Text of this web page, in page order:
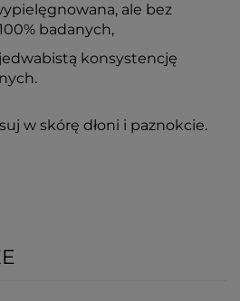
ale bez
badanych,
konsystencję
w skórę dłoni i paznokcie.